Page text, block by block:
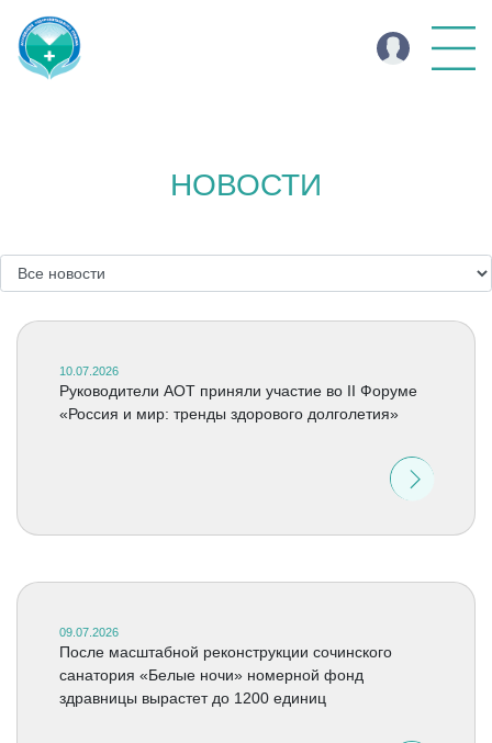
НОВОСТИ
10.07.2026
Руководители АОТ приняли участие во II Форуме
«Россия и мир: тренды здорового долголетия»
09.07.2026
После масштабной реконструкции сочинского
санатория «Белые ночи» номерной фонд
здравницы вырастет до 1200 единиц